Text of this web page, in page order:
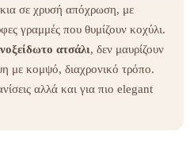
σε χρυσή απόχρωση, με
γραμμές που θυμίζουν κοχύλι.
ατσάλι, δεν μαυρίζουν
με κομψό, διαχρονικό τρόπο.
αλλά και για πιο elegant